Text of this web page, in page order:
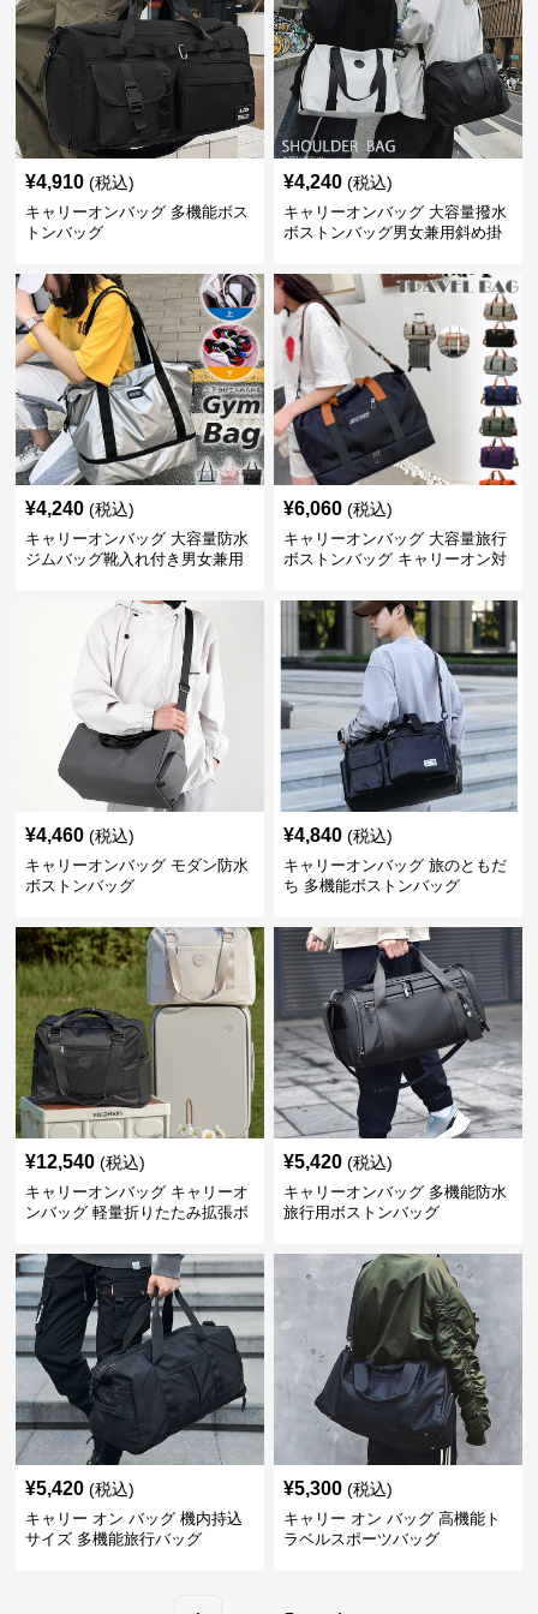
¥4,910 (税込)
キャリーオンバッグ 多機能ボス
トンバッグ
¥4,240 (税込)
キャリーオンバッグ 大容量撥水
ボストンバッグ男女兼用斜め掛
¥4,240 (税込)
キャリーオンバッグ 大容量防水
ジムバッグ靴入れ付き男女兼用
¥6,060 (税込)
キャリーオンバッグ 大容量旅行
ボストンバッグ キャリーオン対
¥4,460 (税込)
キャリーオンバッグ モダン防水
ボストンバッグ
¥4,840 (税込)
キャリーオンバッグ 旅のともだ
ち 多機能ボストンバッグ
¥12,540 (税込)
キャリーオンバッグ キャリーオ
ンバッグ 軽量折りたたみ拡張ボ
¥5,420 (税込)
キャリーオンバッグ 多機能防水
旅行用ボストンバッグ
¥5,420 (税込)
キャリー オン バッグ 機内持込
サイズ 多機能旅行バッグ
¥5,300 (税込)
キャリー オン バッグ 高機能ト
ラベルスポーツバッグ